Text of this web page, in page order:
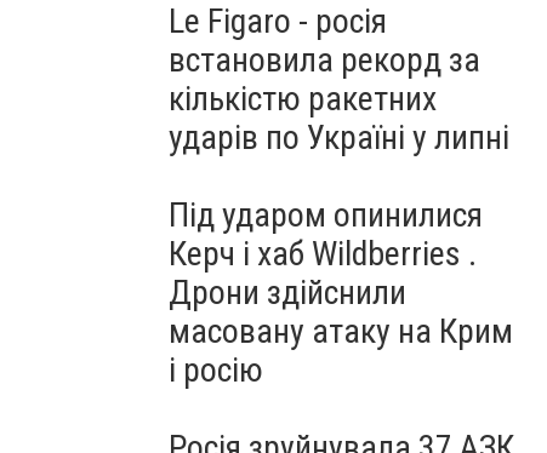
Le Figaro - росія
встановила рекорд за
кількістю ракетних
ударів по Україні у липні
Під ударом опинилися
Керч і хаб Wildberries .
Дрони здійснили
масовану атаку на Крим
і росію